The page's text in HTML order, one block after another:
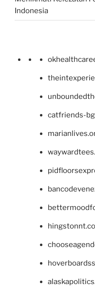
Indonesia
catfriends-